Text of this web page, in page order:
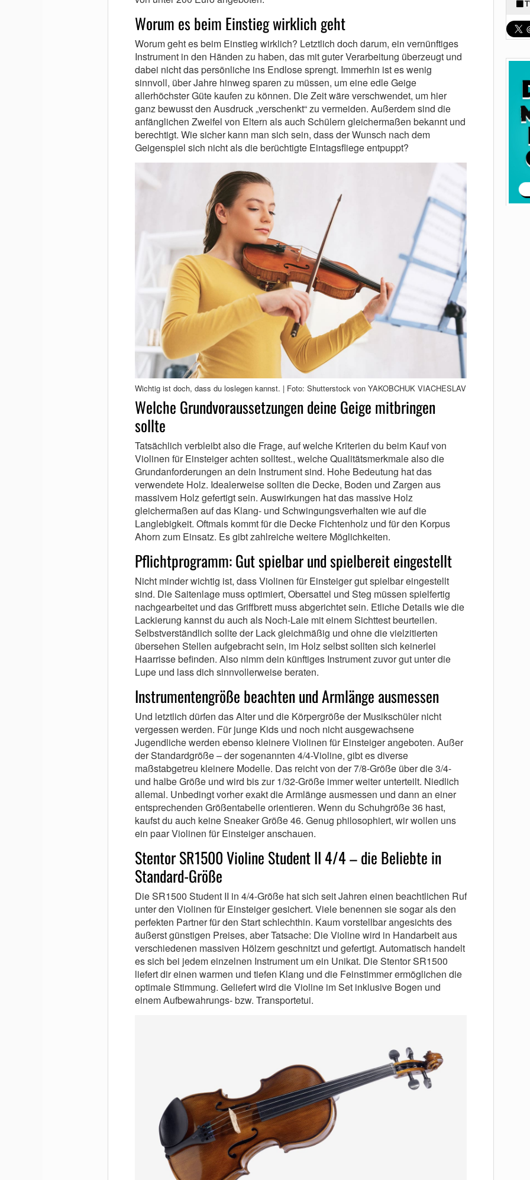
Worum es beim Einstieg wirklich geht
Worum geht es beim Einstieg wirklich? Letztlich doch darum, ein vernünftiges
Instrument in den Händen zu haben, das mit guter Verarbeitung überzeugt und
dabei nicht das persönliche ins Endlose sprengt. Immerhin ist es wenig
sinnvoll, über Jahre hinweg sparen zu müssen, um eine edle Geige
allerhöchster Güte kaufen zu können. Die Zeit wäre verschwendet, um hier
ganz bewusst den Ausdruck „verschenkt“ zu vermeiden. Außerdem sind die
anfänglichen Zweifel von Eltern als auch Schülern gleichermaßen bekannt und
berechtigt. Wie sicher kann man sich sein, dass der Wunsch nach dem
Geigenspiel sich nicht als die berüchtigte Eintagsfliege entpuppt?
Wichtig ist doch, dass du loslegen kannst. | Foto: Shutterstock von YAKOBCHUK VIACHESLAV
Welche Grundvoraussetzungen deine Geige mitbringen
sollte
Tatsächlich verbleibt also die Frage, auf welche Kriterien du beim Kauf von
Violinen für Einsteiger achten solltest., welche Qualitätsmerkmale also die
Grundanforderungen an dein Instrument sind. Hohe Bedeutung hat das
verwendete Holz. Idealerweise sollten die Decke, Boden und Zargen aus
massivem Holz gefertigt sein. Auswirkungen hat das massive Holz
gleichermaßen auf das Klang- und Schwingungsverhalten wie auf die
Langlebigkeit. Oftmals kommt für die Decke Fichtenholz und für den Korpus
Ahorn zum Einsatz. Es gibt zahlreiche weitere Möglichkeiten.
Pflichtprogramm: Gut spielbar und spielbereit eingestellt
Nicht minder wichtig ist, dass Violinen für Einsteiger gut spielbar eingestellt
sind. Die Saitenlage muss optimiert, Obersattel und Steg müssen spielfertig
nachgearbeitet und das Griffbrett muss abgerichtet sein. Etliche Details wie die
Lackierung kannst du auch als Noch-Laie mit einem Sichttest beurteilen.
Selbstverständlich sollte der Lack gleichmäßig und ohne die vielzitierten
übersehen Stellen aufgebracht sein, im Holz selbst sollten sich keinerlei
Haarrisse befinden. Also nimm dein künftiges Instrument zuvor gut unter die
Lupe und lass dich sinnvollerweise beraten.
Instrumentengröße beachten und Armlänge ausmessen
Und letztlich dürfen das Alter und die Körpergröße der Musikschüler nicht
vergessen werden. Für junge Kids und noch nicht ausgewachsene
Jugendliche werden ebenso kleinere Violinen für Einsteiger angeboten. Außer
der Standardgröße – der sogenannten 4/4-Violine, gibt es diverse
maßstabgetreu kleinere Modelle. Das reicht von der 7/8-Größe über die 3/4-
und halbe Größe und wird bis zur 1/32-Größe immer weiter unterteilt. Niedlich
allemal. Unbedingt vorher exakt die Armlänge ausmessen und dann an einer
entsprechenden Größentabelle orientieren. Wenn du Schuhgröße 36 hast,
kaufst du auch keine Sneaker Größe 46. Genug philosophiert, wir wollen uns
ein paar Violinen für Einsteiger anschauen.
Stentor SR1500 Violine Student II 4/4 – die Beliebte in
Standard-Größe
Die SR1500 Student II in 4/4-Größe hat sich seit Jahren einen beachtlichen Ruf
unter den Violinen für Einsteiger gesichert. Viele benennen sie sogar als den
perfekten Partner für den Start schlechthin. Kaum vorstellbar angesichts des
äußerst günstigen Preises, aber Tatsache: Die Violine wird in Handarbeit aus
verschiedenen massiven Hölzern geschnitzt und gefertigt. Automatisch handelt
es sich bei jedem einzelnen Instrument um ein Unikat. Die Stentor SR1500
liefert dir einen warmen und tiefen Klang und die Feinstimmer ermöglichen die
optimale Stimmung. Geliefert wird die Violine im Set inklusive Bogen und
einem Aufbewahrungs- bzw. Transportetui.